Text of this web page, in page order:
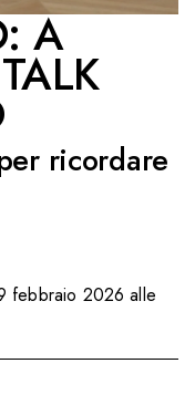
A
ricordare
febbraio 2026 alle